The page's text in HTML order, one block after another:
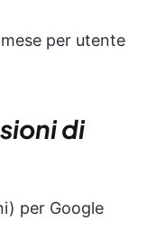
per utente
di
per Google